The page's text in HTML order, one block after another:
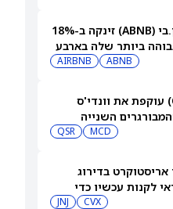
מניית אייר בי.אן.בי (ABNB) זינקה ב-18%
ביותר שלה בארבע
ABNB
AIRBNB
בורגר קינג (QSR) עוקפת את וונדי'ס
השנייה
MCD
QSR
אריסטוקרט בדירוג
לקנות עכשיו כדי
CVX
JNJ